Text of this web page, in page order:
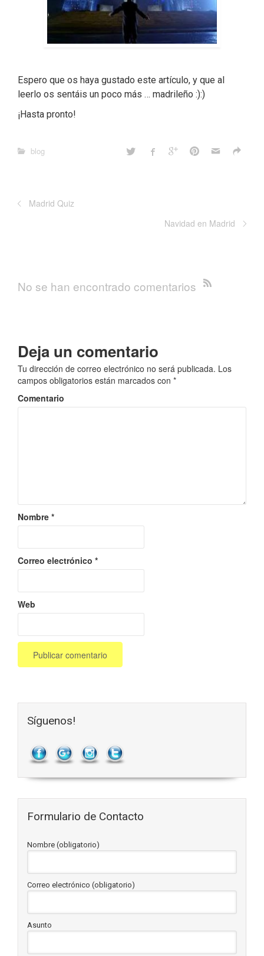
Espero que os haya gustado este artículo, y que al
leerlo os sentáis un poco más … madrileño :):)
¡Hasta pronto!
blog
Madrid Quiz
Navidad en Madrid
No se han encontrado comentarios
Deja un comentario
Tu dirección de correo electrónico no será publicada. Los
campos obligatorios están marcados con *
Comentario
Nombre *
Correo electrónico *
Web
Síguenos!
Formulario de Contacto
Nombre (obligatorio)
Correo electrónico (obligatorio)
Asunto